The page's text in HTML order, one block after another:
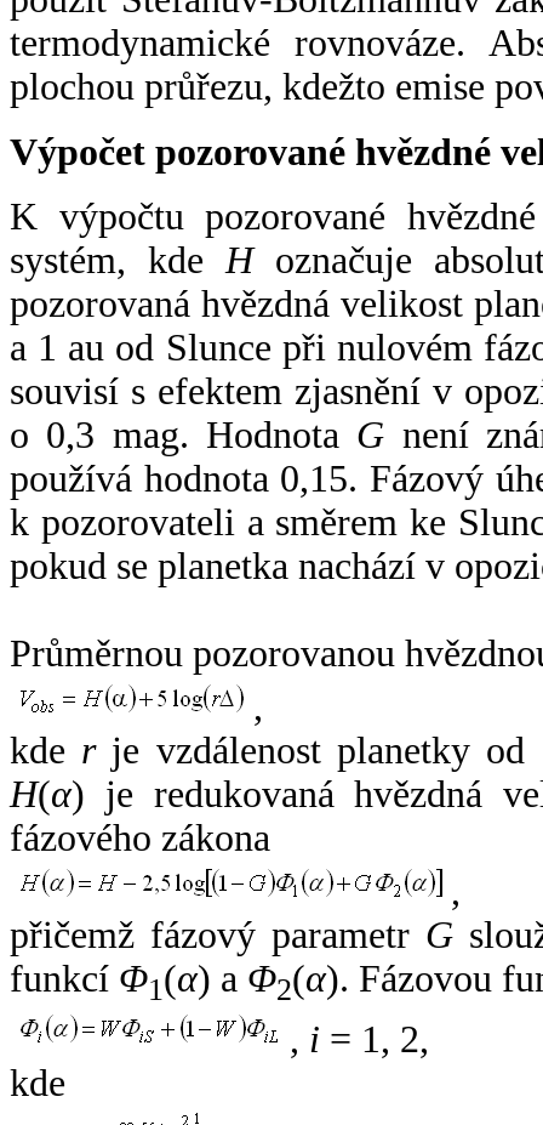
termodynamické rovnováze.
plochou průřezu, kdežto emise
Výpočet pozorované hvězdné
K výpočtu pozorované
systém, kde Hoznačuje
pozorovaná hvězdná velikost
a 1 au od Slunce při nulovém
souvisí s efektem zjasnění v
o 0,3 mag. Hodnota G není
používá hodnota 0,15. Fázový
k pozorovateli a směrem ke
pokud se planetka nachází v
Průměrnou pozorovanou
,
kde rje vzdálenost planetky od
H(α) je redukovaná hvězdná
fázového zákona
,
přičemž fázový parametr G
funkcí Φ1(α) a Φ2(α). Fázovou
, i = 1, 2,
kde